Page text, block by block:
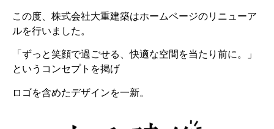
この度、株式会社大重建築はホームページのリニューア
ルを行いました。
「ずっと笑顔で過ごせる、快適な空間を当たり前に。」
というコンセプトを掲げ
ロゴを含めたデザインを一新。